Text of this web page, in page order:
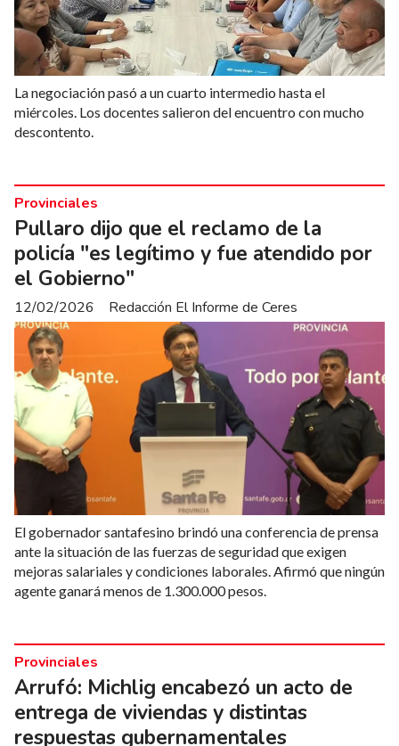
La negociación pasó a un cuarto intermedio hasta el
miércoles. Los docentes salieron del encuentro con mucho
descontento.
Pullaro dijo que el reclamo de la
policía "es legítimo y fue atendido por
el Gobierno"
Redacción El Informe de Ceres
Provinciales
12/02/2026
El gobernador santafesino brindó una conferencia de prensa
ante la situación de las fuerzas de seguridad que exigen
mejoras salariales y condiciones laborales. Afirmó que ningún
agente ganará menos de 1.300.000 pesos.
Arrufó: Michlig encabezó un acto de
entrega de viviendas y distintas
respuestas gubernamentales
Provinciales